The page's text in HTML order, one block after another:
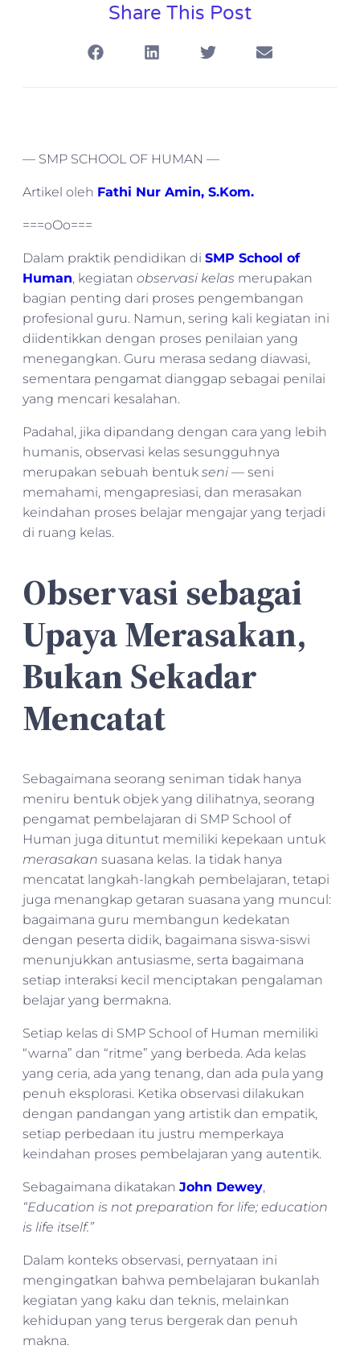
Share This Post
— SMP SCHOOL OF HUMAN —
Artikel oleh Fathi Nur Amin, S.Kom.
===oOo===
Dalam praktik pendidikan di SMP School of
Human, kegiatan observasi kelas merupakan
bagian penting dari proses pengembangan
profesional guru. Namun, sering kali kegiatan ini
diidentikkan dengan proses penilaian yang
menegangkan. Guru merasa sedang diawasi,
sementara pengamat dianggap sebagai penilai
yang mencari kesalahan.
Padahal, jika dipandang dengan cara yang lebih
humanis, observasi kelas sesungguhnya
merupakan sebuah bentuk seni — seni
memahami, mengapresiasi, dan merasakan
keindahan proses belajar mengajar yang terjadi
di ruang kelas.
Observasi sebagai
Upaya Merasakan,
Bukan Sekadar
Mencatat
Sebagaimana seorang seniman tidak hanya
meniru bentuk objek yang dilihatnya, seorang
pengamat pembelajaran di SMP School of
Human juga dituntut memiliki kepekaan untuk
merasakan suasana kelas. Ia tidak hanya
mencatat langkah-langkah pembelajaran, tetapi
juga menangkap getaran suasana yang muncul:
bagaimana guru membangun kedekatan
dengan peserta didik, bagaimana siswa-siswi
menunjukkan antusiasme, serta bagaimana
setiap interaksi kecil menciptakan pengalaman
belajar yang bermakna.
Setiap kelas di SMP School of Human memiliki
“warna” dan “ritme” yang berbeda. Ada kelas
yang ceria, ada yang tenang, dan ada pula yang
penuh eksplorasi. Ketika observasi dilakukan
dengan pandangan yang artistik dan empatik,
setiap perbedaan itu justru memperkaya
keindahan proses pembelajaran yang autentik.
Sebagaimana dikatakan John Dewey,
“Education is not preparation for life; education
is life itself.”
Dalam konteks observasi, pernyataan ini
mengingatkan bahwa pembelajaran bukanlah
kegiatan yang kaku dan teknis, melainkan
kehidupan yang terus bergerak dan penuh
makna.